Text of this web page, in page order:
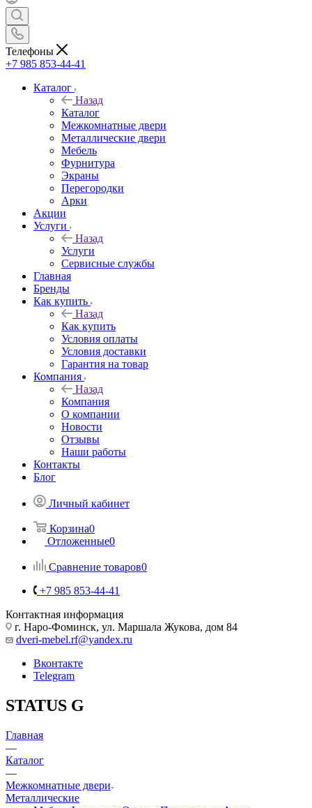
Телефоны
+7 985 853-44-41
Каталог
Назад
Каталог
Межкомнатные двери
Металлические двери
Мебель
Фурнитура
Экраны
Перегородки
Арки
Акции
Услуги
Назад
Услуги
Сервисные службы
Главная
Бренды
Как купить
Назад
Как купить
Условия оплаты
Условия доставки
Гарантия на товар
Компания
Назад
Компания
О компании
Новости
Отзывы
Наши работы
Контакты
Блог
Личный кабинет
Корзина0
Отложенные0
Сравнение товаров0
+7 985 853-44-41
Контактная информация
г. Наро-Фоминск, ул. Маршала Жукова, дом 84
dveri-mebel.rf@yandex.ru
Вконтакте
Telegram
STATUS G
Главная
—
Каталог
—
Межкомнатные двери
Металлические